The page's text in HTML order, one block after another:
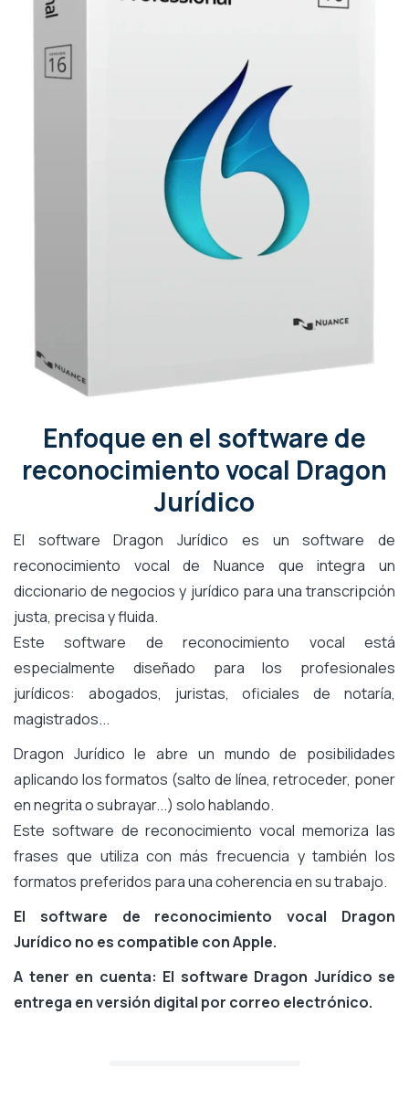
Enfoque en el software de
reconocimiento vocal Dragon
Jurídico
El software Dragon Jurídico es un software de
reconocimiento vocal de Nuance que integra un
diccionario de negocios y jurídico para una transcripción
justa, precisa y fluida.
Este software de reconocimiento vocal está
especialmente diseñado para los profesionales
jurídicos: abogados, juristas, oficiales de notaría,
magistrados...
Dragon Jurídico le abre un mundo de posibilidades
aplicando los formatos (salto de línea, retroceder, poner
en negrita o subrayar...) solo hablando.
Este software de reconocimiento vocal memoriza las
frases que utiliza con más frecuencia y también los
formatos preferidos para una coherencia en su trabajo.
El software de reconocimiento vocal Dragon
Jurídico no es compatible con Apple.
A tener en cuenta: El software Dragon Jurídico se
entrega en versión digital por correo electrónico.